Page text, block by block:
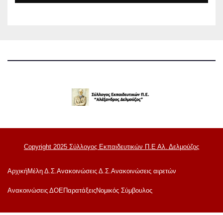
Copyright 2025 Σύλλογος Εκπαιδευτικών Π.Ε Αλ. Δελμούζος
ΑρχικήΜέλη Δ.Σ. Ανακοινώσεις Δ.Σ. Ανακοινώσεις αιρετών
Ανακoινώσεις ΔΟΕΠαρατάξειςΝομικός Σύμβουλος